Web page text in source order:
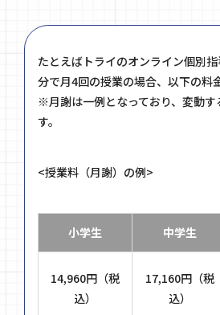
たとえばトライのオンライン個別
分で月4回の授業の場合、以下の料
※月謝は一例となっており、変動す
す。
<授業料（月謝）の例>
小学生 中学生
14,960円（税
込）
17,160円（税
込）